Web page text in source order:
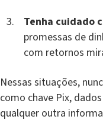
Tenha cuidado
promessas de
com retornos
Nessas situações,
como chave Pix,
qualquer outra